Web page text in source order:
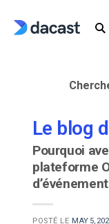
Le blog
Pourquoi
plateforme
POSTÉ LE MAY 5,